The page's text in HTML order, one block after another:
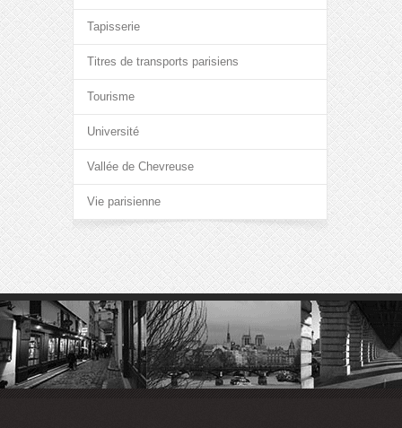
Tapisserie
Titres de transports parisiens
Tourisme
Université
Vallée de Chevreuse
Vie parisienne